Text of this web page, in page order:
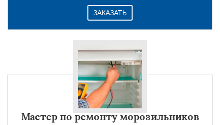
ЗАКАЗАТЬ
Мастер по ремонту морозильников